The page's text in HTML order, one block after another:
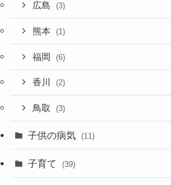
広島 (3)
熊本 (1)
福岡 (6)
香川 (2)
鳥取 (3)
子供の病気 (11)
子育て (39)